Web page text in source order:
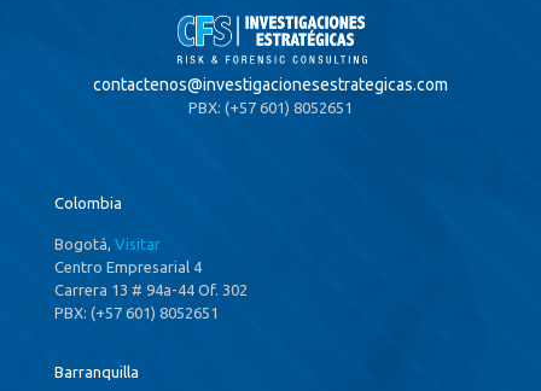
contactenos@investigacionesestrategicas.com
PBX: (+57 601) 8052651
Colombia
Bogotá, Visitar
Centro Empresarial 4
Carrera 13 # 94a-44 Of. 302
PBX: (+57 601) 8052651
Barranquilla